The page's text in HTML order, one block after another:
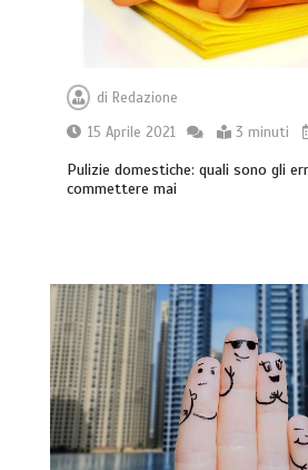
di Redazione
15 Aprile 2021
3 minuti
Pulizie domestiche: quali sono gli
commettere mai